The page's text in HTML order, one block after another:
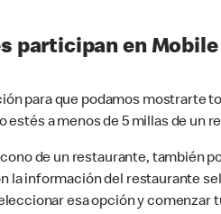
participan en Mobile
para que podamos mostrarte
estés a menos de 5 millas de un
de un restaurante, también
la información del restaurante
esa opción y